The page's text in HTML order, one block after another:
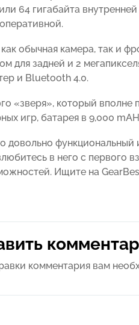
64 гигабайта
как обычная камера, так и
для задней и 2
и Bluetooth 4.0.
«зверя», который
игр, батарея в 9,000
довольно
в него с первого
Ищите на
комментария вам